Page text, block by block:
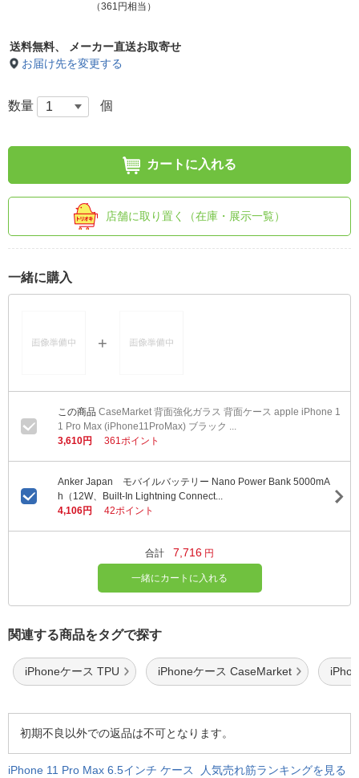
（361円相当）
送料無料、
メーカー直送お取寄せ
お届け先を変更する
数量 個
カートに入れる
店舗に取り置く（在庫・展示一覧）
一緒に購入
CaseMarket 背面強化ガラス 背面ケース apple iPhone 1
1 Pro Max (iPhone11ProMax) ブラック ...
3,610円
361ポイント
Anker Japan モバイルバッテリー Nano Power Bank 5000mA
h（12W、Built-In Lightning Connect...
4,106円
42ポイント
合計 7,716 円
一緒にカートに入れる
関連する商品をタグで探す
iPhoneケース TPU iPhoneケース CaseMarket
初期不良以外での返品は不可となります。
iPhone 11 Pro Max 6.5インチ ケース 人気売れ筋ランキングを見る